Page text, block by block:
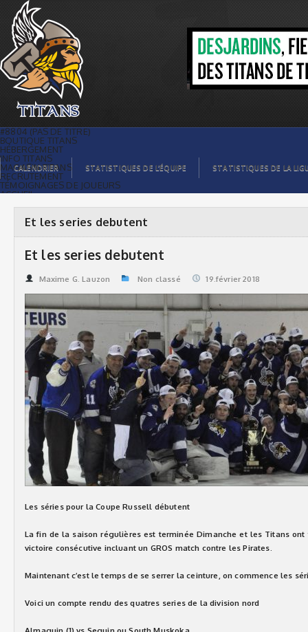
Et les series debutent | Titans de
témiscaming
#8804 (PAS DE TITRE)
BOUTIQUE TITANS
HÉBERGEMENT
INFO TITANS
MAGASIN TITANS
RECRUTEMENT
TÉMOIGNAGES DE JOUEURS
ACCUEIL
GALERIE PHOTOS
STATISTIQUES
ORGANISATION
CALENDRIER
COMMANDITAIRES
STATISTIQUES DE LA LIGUE
CALENDRIER STATISTIQUES DE L’ÉQUIPE STATISTIQUES DE LA
Et les series debutent
Et les series debutent
Maxime G. Lauzon Non classé 19.février 2018
Les séries pour la Coupe Russell débutent
La fin de la saison régulières est terminée Dimanche et les Titans
victoire consécutive incluant un GROS match contre les Pirates.
Maintenant c’est le temps de se serrer la ceinture, on commence les
Voici un compte rendu des quatres series de la division nord